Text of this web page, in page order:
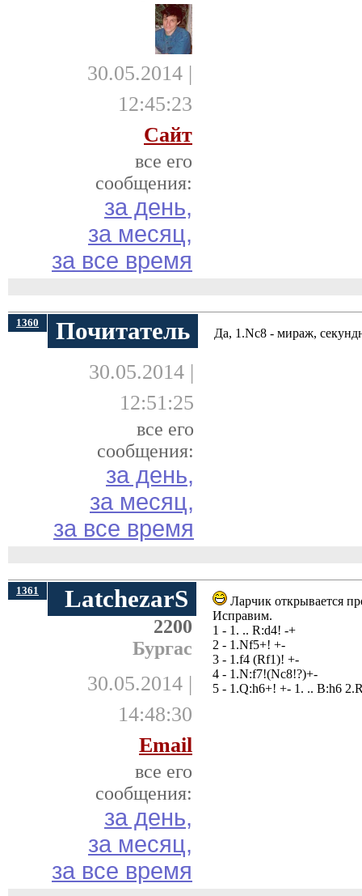
30.05.2014 |
12:45:23
Сайт
все его
сообщения:
за день,
за месяц,
за все время
1360 Почитатель
30.05.2014 |
12:51:25
все его
сообщения:
за день,
за месяц,
за все время
Да, 1.Nc8 - мираж,
1361 LatchezarS
2200
Бургас
30.05.2014 |
14:48:30
Email
все его
сообщения:
за день,
за месяц,
за все время
Ларчик открывается
Исправим.
1 - 1. .. R:d4! -+
2 - 1.Nf5+! +-
3 - 1.f4 (Rf1)! +-
4 - 1.N:f7!(Nc8!?)+-
5 - 1.Q:h6+! +- 1. .. B:h6